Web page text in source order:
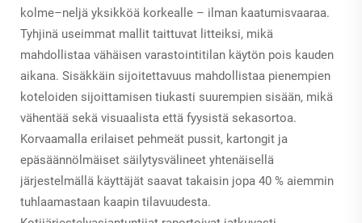
kolme–neljä yksikköä korkealle – ilman kaatumisvaaraa.
Tyhjinä useimmat mallit taittuvat litteiksi, mikä
mahdollistaa vähäisen varastointitilan käytön pois kauden
aikana. Sisäkkäin sijoitettavuus mahdollistaa pienempien
koteloiden sijoittamisen tiukasti suurempien sisään, mikä
vähentää sekä visuaalista että fyysistä sekasortoa.
Korvaamalla erilaiset pehmeät pussit, kartongit ja
epäsäännölmäiset säilytysvälineet yhtenäisellä
järjestelmällä käyttäjät saavat takaisin jopa 40 % aiemmin
tuhlaamastaan kaapin tilavuudesta.